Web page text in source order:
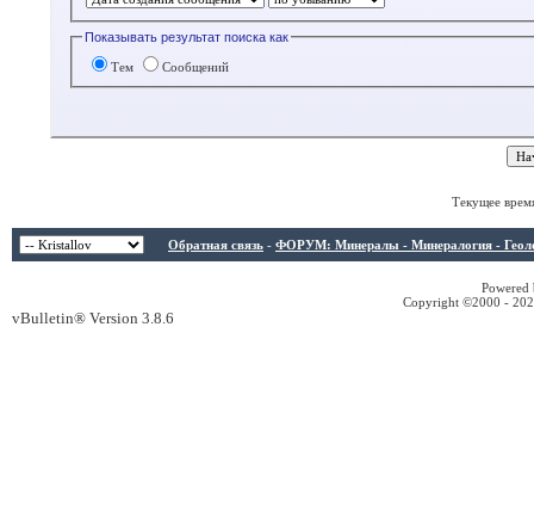
Показывать результат поиска как
Тем Сообщений
Текущее
Обратная связь - ФОРУМ: Минералы - Минералогия -
Copyright ©2000 -
vBulletin® Version 3.8.6